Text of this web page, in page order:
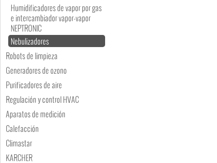
Humidificadores de vapor por gas
e intercambiador vapor-vapor
NEPTRONIC
Nebulizadores
Robots de limpieza
Generadores de ozono
Purificadores de aire
Regulación y control HVAC
Aparatos de medición
Calefacción
Climastar
KARCHER